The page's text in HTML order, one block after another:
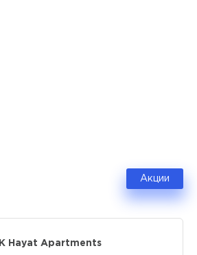
Акции
Hayat Apartments